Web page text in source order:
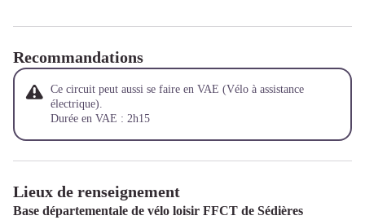
Recommandations
Ce circuit peut aussi se faire en VAE (Vélo à assistance
électrique).
Durée en VAE : 2h15
Lieux de renseignement
Base départementale de vélo loisir FFCT de Sédières